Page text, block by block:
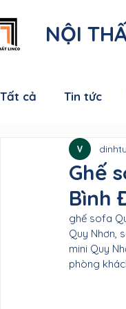
NỘI
Tất cả Tin tức
Nội thất Cà Mau
Nội thất Sóc
Nội thất Vĩnh
Ghế
Bình
ghế sofa
Quy Nhơn,
mini Quy
phòng